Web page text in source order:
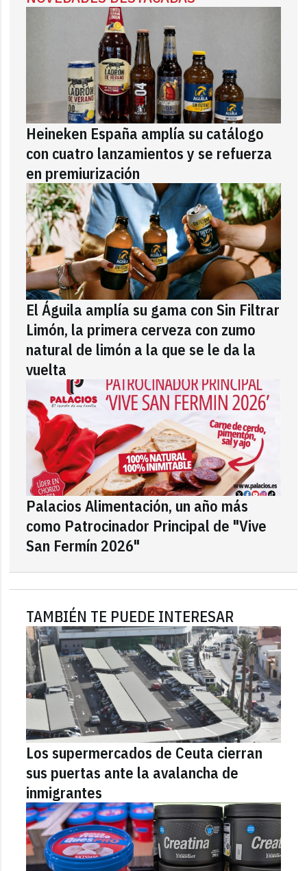
Heineken España amplía su catálogo
con cuatro lanzamientos y se refuerza
en premiurización
El Águila amplía su gama con Sin Filtrar
Limón, la primera cerveza con zumo
natural de limón a la que se le da la
vuelta
Palacios Alimentación, un año más
como Patrocinador Principal de "Vive
San Fermín 2026"
TAMBIÉN TE PUEDE INTERESAR
Los supermercados de Ceuta cierran
sus puertas ante la avalancha de
inmigrantes